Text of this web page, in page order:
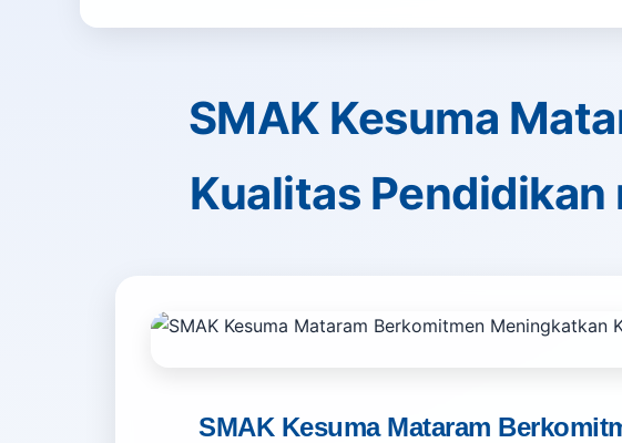
SMAK Kesuma
Kualitas
SMAK Kesuma Mataram